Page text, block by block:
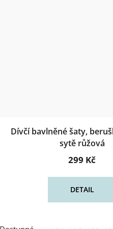
Dívčí bavlněné šaty,
sytě růžová
299 Kč
DETAIL